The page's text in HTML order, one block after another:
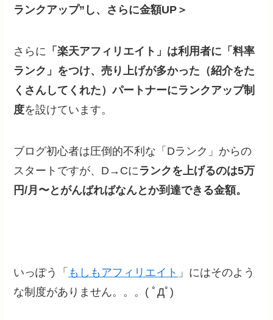
ランクアップ”し、さらに金額UP＞
さらに 「楽天アフィリエイト」は利用者に「料率
ランク」をつけ、売り上げが多かった（紹介をた
くさんしてくれた）パートナーにランクアップ制
度を設けています。
ブログ初心者は圧倒的不利な「Dランク」からの
スタートですが、D→Cに ランクを上げるのは5万
円/月〜とがんばればなんとか到達できる金額。
いっぽう「 もしもアフィリエイト 」にはそのよう
な制度がありません。。。( ﾟДﾟ)